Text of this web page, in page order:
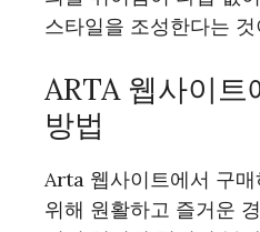
스타일을 조성한다는
ARTA 웹사이트
방법
Arta 웹사이트에서 구
위해 원활하고 즐거운